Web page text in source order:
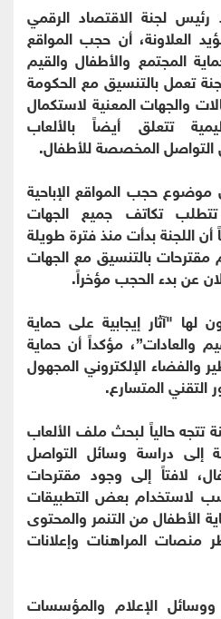
لجنة الاقتصاد الرقمي
مؤيد العلاونة، أن حجب المواقع
المجتمع والأطفال والقيم
تعمل بالتنسيق مع الحكومة
والجهات المعنية لاستكمال
تتعلق أيضاً بالألعاب
التواصل المخصصة للأطفال.
موضوع حجب المواقع الإباحية
تكاتف جميع الجهات
أن اللجنة بدأت منذ فترة طويلة
بالتنسيق مع الجهات
عن بدء الحجب مؤخراً.
"آثار إيجابية على حماية
والعادات”، مؤكداً أن حماية
والفضاء الإلكتروني المجهول
المتسارع.
تتجه حالياً لبحث ملف الألعاب
إلى دراسة وسائل التواصل
لافتاً إلى وجود مقترحات
لاستخدام بعض التطبيقات
الأطفال من التنمر والمحتوى
منصات المراهنات وإعلانات
الإعلام والمؤسسات